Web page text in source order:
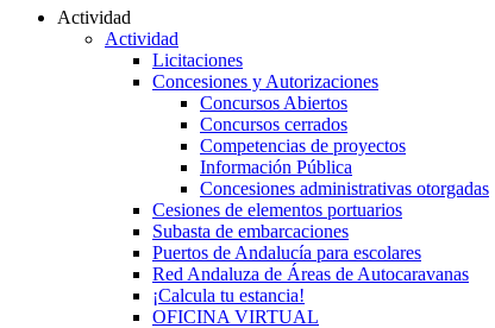
Actividad
Actividad
Licitaciones
Concesiones y Autorizaciones
Concursos Abiertos
Concursos cerrados
Competencias de proyectos
Información Pública
Concesiones administrativas otorgadas
Cesiones de elementos portuarios
Subasta de embarcaciones
Puertos de Andalucía para escolares
Red Andaluza de Áreas de Autocaravanas
¡Calcula tu estancia!
OFICINA VIRTUAL